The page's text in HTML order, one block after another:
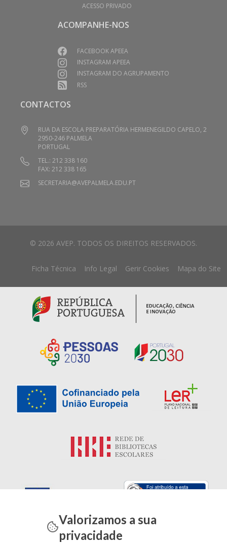
ACESSO PRIVADO
ACOMPANHE-NOS
FACEBOOK APEEA
INSTAGRAM APEEA
INSTAGRAM DO AGRUPAMENTO
RSS
CONTACTOS
RUA DA ESCOLA PREPARATÓRIA HERMENEGILDO CAPELO, 2
2950-246 PALMELA
PORTUGAL
TEL.: 212 338 160
FAX: 212 338 165
SECRETARIA@AVEPALMELA.EDU.PT
© 2026 AVEP. TODOS OS DIREITOS RESERVADOS.
Ficha Técnica Info Legal Gerir Cookies Mapa do Site
Valorizamos a sua
privacidade